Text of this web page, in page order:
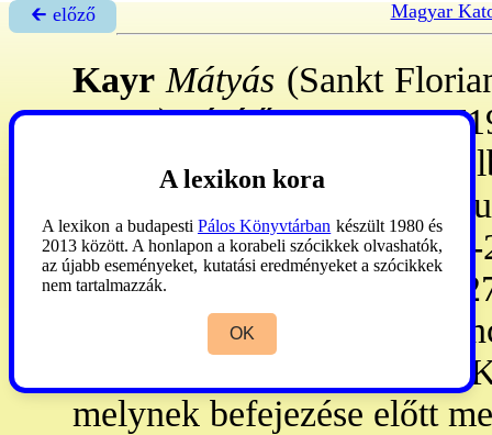
🡰 előző Magyar
Kayr Mátyás (Sankt
szept.): építőmester. -
város kőművesmestere.
helyreállította a kiégett
ciszt. monostoron,
pálosok építkezésén,
1731-33: a szécsényi
építette a budai Szt
melynek befejezése előtt
A lexikon kora
A lexikon a budapesti Pálos Könyvtárban készült 1980 és
2013 között. A honlapon a korabeli szócikkek olvashatók,
az újabb eseményeket, kutatási eredményeket a szócikkek
nem tartalmazzák.
OK